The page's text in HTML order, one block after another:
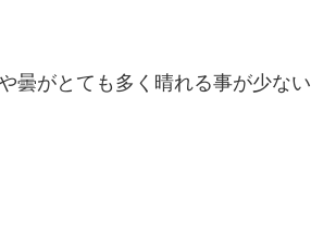
曇がとても多く晴れる事が少ない